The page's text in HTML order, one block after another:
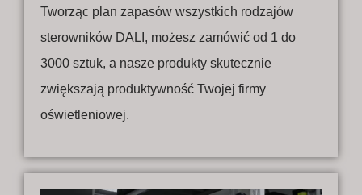
Tworząc plan zapasów wszystkich rodzajów
sterowników DALI, możesz zamówić od 1 do
3000 sztuk, a nasze produkty skutecznie
zwiększają produktywność Twojej firmy
oświetleniowej.